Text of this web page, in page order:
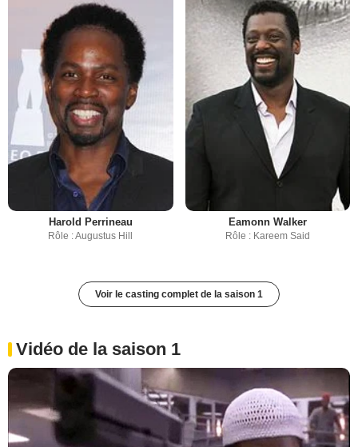
Harold Perrineau
Rôle : Augustus Hill
Eamonn Walker
Rôle : Kareem Said
Voir le casting complet de la saison 1
Vidéo de la saison 1